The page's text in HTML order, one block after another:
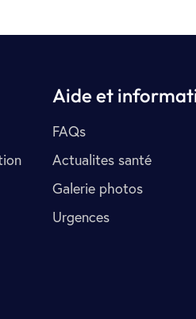
Aide et
FAQs
Actualites santé
Galerie photos
Urgences